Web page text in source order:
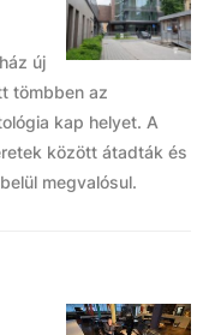
új
tömbben az
kap helyet. A
között átadták és
megvalósul.